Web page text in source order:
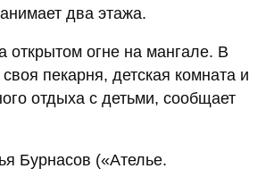
два этажа.
открытом огне на мангале. В
пекарня, детская комната и
отдыха с детьми, сообщает
Бурнасов («Ателье.